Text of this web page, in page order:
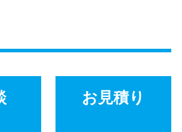
お見積り